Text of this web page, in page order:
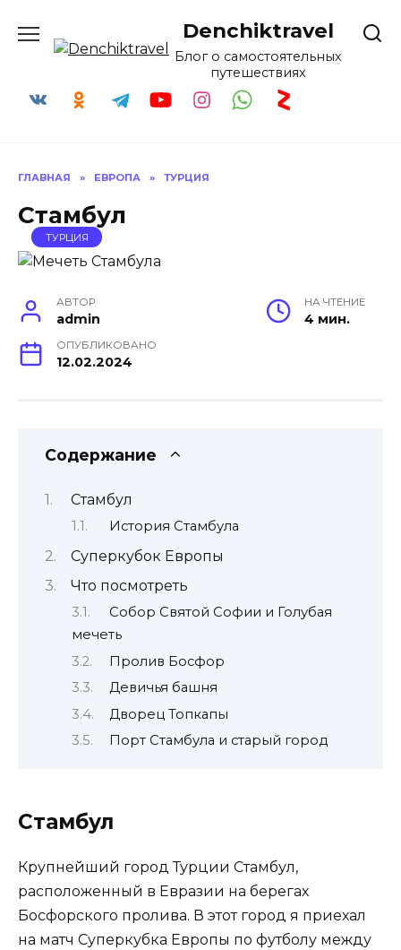
content
Denchiktravel
Блог о самостоятельных
путешествиях
ГЛАВНАЯ » ЕВРОПА » ТУРЦИЯ
Стамбул
ТУРЦИЯ
АВТОР
admin
НА ЧТЕНИЕ
4 мин.
ОПУБЛИКОВАНО
12.02.2024
Содержание
Стамбул
История Стамбула
Суперкубок Европы
Что посмотреть
Собор Святой Софии и Голубая
мечеть
Пролив Босфор
Девичья башня
Дворец Топкапы
Порт Стамбула и старый город
Стамбул
Крупнейший город Турции Стамбул,
расположенный в Евразии на берегах
Босфорского пролива. В этот город я приехал
на матч Суперкубка Европы по футболу между